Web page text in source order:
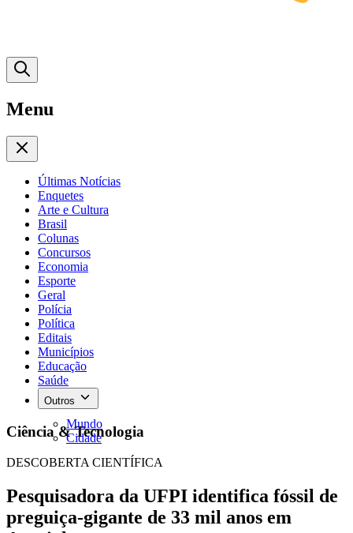
Menu
Últimas Notícias
Enquetes
Arte e Cultura
Brasil
Colunas
Concursos
Economia
Esporte
Geral
Polícia
Política
Editais
Municípios
Educação
Saúde
Outros
Mundo
Cidade
Ciência & Tecnologia
DESCOBERTA CIENTÍFICA
Pesquisadora da UFPI identifica fóssil de
preguiça-gigante de 33 mil anos em